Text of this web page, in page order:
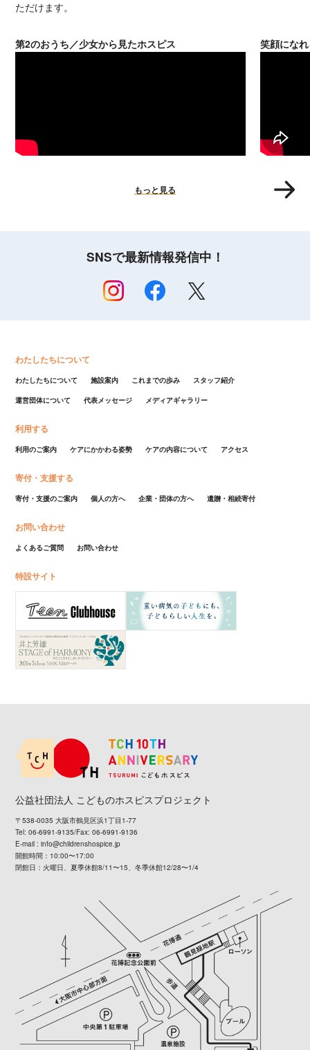
ただけます。
第2のおうち／少女から見たホスピス 笑顔にな
もっと見る
SNSで最新情報発信中！
わたしたちについて
わたしたちについて 施設案内 これまでの歩み スタッフ紹介
運営団体について 代表メッセージ メディアギャラリー
利用する
利用のご案内 ケアにかかわる姿勢 ケアの内容について アクセス
寄付・支援する
寄付・支援のご案内 個人の方へ 企業・団体の方へ 遺贈・相続寄付
お問い合わせ
よくあるご質問 お問い合わせ
特設サイト
公益社団法人 こどものホスピスプロジェクト
〒538-0035 大阪市鶴見区浜1丁目1-77
Tel: 06-6991-9135/Fax: 06-6991-9136
E-mail :info@childrenshospice.jp
開館時間：10:00〜17:00
閉館日：火曜日、夏季休館8/11〜15、冬季休館12/28〜1/4